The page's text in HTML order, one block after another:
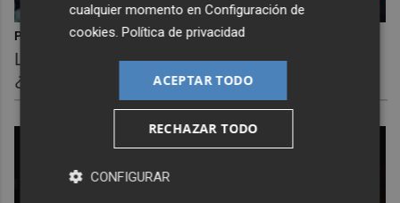
Pasaportes que abren puertas
Los pasaportes más poderosos del mundo,
¿está el tuyo?
cualquier momento enConfiguración de
cookies .Política de privacidad
ACEPTAR TODO
RECHAZAR TODO
CONFIGURAR